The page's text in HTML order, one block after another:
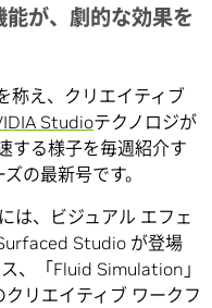
が、劇的な効果を
称え、クリエイティブ
Studioテクノロジが
する様子を毎週紹介す
の最新号です。
は、ビジュアル エフェ
Studio が登場
、「Fluid Simulation」
リエイティブ ワークフ